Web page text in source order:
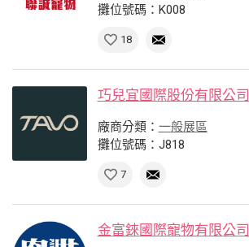
攤位號碼：K008
18
巧兒宜國際股份有限公司
廠商分類： 一般展區
攤位號碼：J818
7
金富錸國際寵物有限公司